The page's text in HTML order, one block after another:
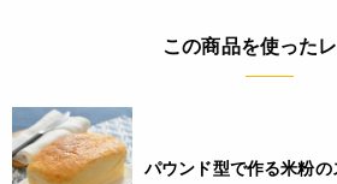
* 熱止めされる際は袋の空気をしっか
JANコード
4580622359237
この商品を使った
パウンド型で作る米粉